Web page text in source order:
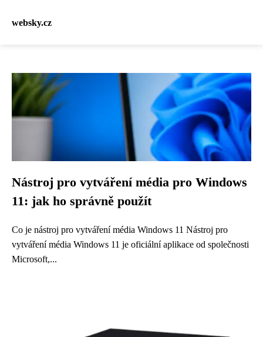
websky.cz
Nástroj pro vytváření média pro Windows
11: jak ho správně použít
Co je nástroj pro vytváření média Windows 11 Nástroj pro
vytváření média Windows 11 je oficiální aplikace od společnosti
Microsoft,...